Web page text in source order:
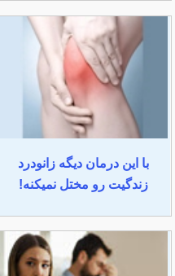
با این درمان دیگه زانودرد
زندگیت رو مختل نمیکنه!